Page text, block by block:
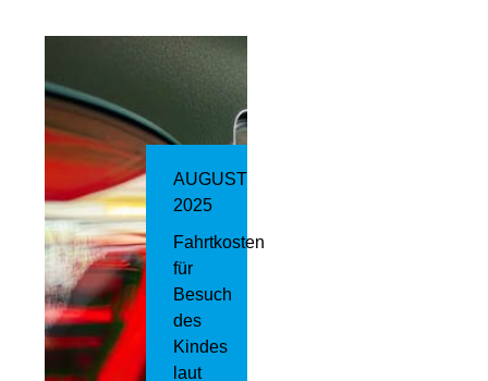
AUGUST
2025
Fahrtkosten
für
Besuch
des
Kindes
laut